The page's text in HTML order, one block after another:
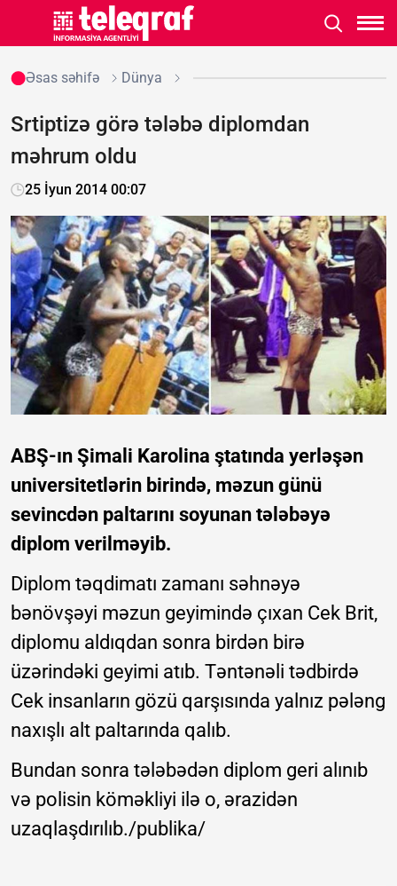
Əsas səhifə Dünya
Srtiptizə görə tələbə diplomdan
məhrum oldu
25 İyun 2014 00:07
ABŞ-ın Şimali Karolina ştatında yerləşən
universitetlərin birində, məzun günü
sevincdən paltarını soyunan tələbəyə
diplom verilməyib.
Diplom təqdimatı zamanı səhnəyə
bənövşəyi məzun geyimində çıxan Cek Brit,
diplomu aldıqdan sonra birdən birə
üzərindəki geyimi atıb. Təntənəli tədbirdə
Cek insanların gözü qarşısında yalnız pələng
naxışlı alt paltarında qalıb.
Bundan sonra tələbədən diplom geri alınıb
və polisin köməkliyi ilə o, ərazidən
uzaqlaşdırılıb./publika/